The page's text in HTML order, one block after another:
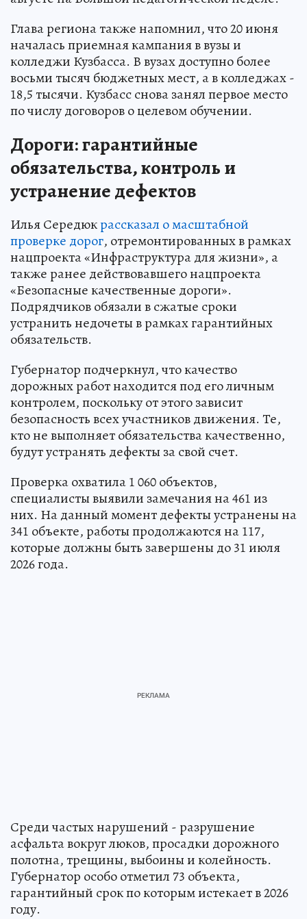
Глава региона также напомнил, что 20 июня
началась приемная кампания в вузы и
колледжи Кузбасса. В вузах доступно более
восьми тысяч бюджетных мест, а в колледжах -
18,5 тысячи. Кузбасс снова занял первое место
по числу договоров о целевом обучении.
Дороги: гарантийные
обязательства, контроль и
устранение дефектов
Илья Середюкрассказал о масштабной
проверке дорог, отремонтированных в рамках
нацпроекта «Инфраструктура для жизни», а
также ранее действовавшего нацпроекта
«Безопасные качественные дороги».
Подрядчиков обязали в сжатые сроки
устранить недочеты в рамках гарантийных
обязательств.
Губернатор подчеркнул, что качество
дорожных работ находится под его личным
контролем, поскольку от этого зависит
безопасность всех участников движения. Те,
кто не выполняет обязательства качественно,
будут устранять дефекты за свой счет.
Проверка охватила 1 060 объектов,
специалисты выявили замечания на 461 из
них. На данный момент дефекты устранены на
341 объекте, работы продолжаются на 117,
которые должны быть завершены до 31 июля
2026 года.
Среди частых нарушений - разрушение
асфальта вокруг люков, просадки дорожного
полотна, трещины, выбоины и колейность.
Губернатор особо отметил 73 объекта,
гарантийный срок по которым истекает в 2026
году.